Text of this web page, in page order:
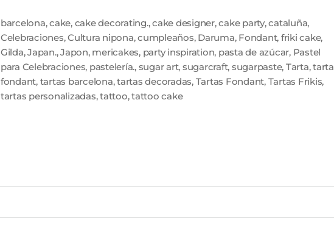
barcelona,cake, cake decorating.,cake designer,cake party,cataluña,
Celebraciones,Cultura nipona,cumpleaños, Daruma, Fondant, friki cake,
Gilda,Japan.,Japon, mericakes, party inspiration, pasta de azúcar, Pastel
para Celebraciones, pastelería., sugar art, sugarcraft, sugarpaste, Tarta,tarta
fondant, tartas barcelona,tartas decoradas, Tartas Fondant, Tartas Frikis,
tartas personalizadas,tattoo,tattoo cake